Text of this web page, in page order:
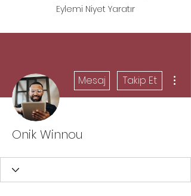
Eylemi Niyet Yaratır
Mesaj Takip Et
Onik Winnou